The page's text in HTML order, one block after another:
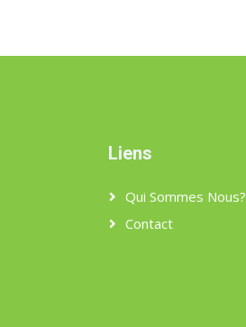
Liens
Qui Sommes Nous?
Contact